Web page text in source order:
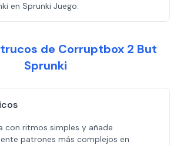
en Sprunki Juego.
de Corruptbox 2 But
Sprunki
con ritmos simples y añade
patrones más complejos en